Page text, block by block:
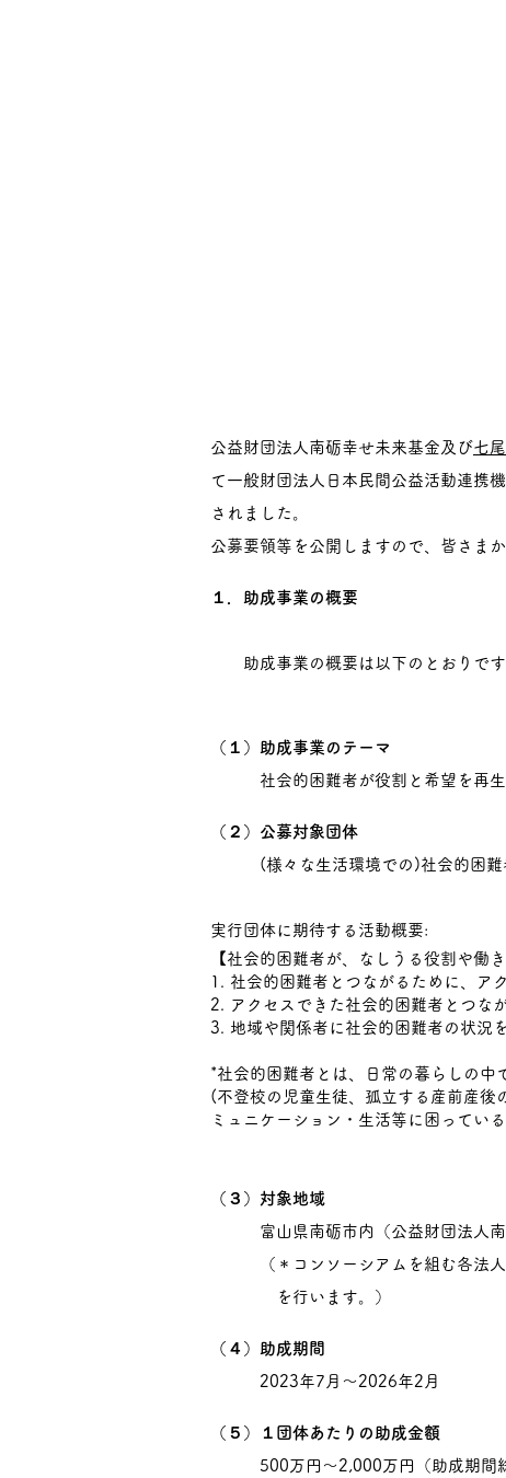
公益財団法人南砺幸せ未来基金及び七
て一般財団法人日本民間公益活動連携
されました。
公募要領等を公開しますので、皆さま
１．助成事業の概要
助成事業の概要は以下のとおりです
（１）助成事業のテーマ
社会的困難者が役割と希望を再生
（２）公募対象団体
(様々な生活環境での)社会的困
実行団体に期待する活動概要:
【社会的困難者が、なしうる役割や働
1. 社会的困難者とつながるために、ア
2. アクセスできた社会的困難者とつな
3. 地域や関係者に社会的困難者の状況
*社会的困難者とは、日常の暮らしの中
(不登校の児童生徒、孤立する産前産後
ミュニケーション・生活等に困ってい
（３）対象地域
富山県南砺市内（公益財団法人南
（＊ コンソーシアムを組む各法
を行います。
）
（４）助成期間
2023年7月〜2026年2月
（５）１団体あたりの助成金額
500万円〜2,000万円（助成期間総